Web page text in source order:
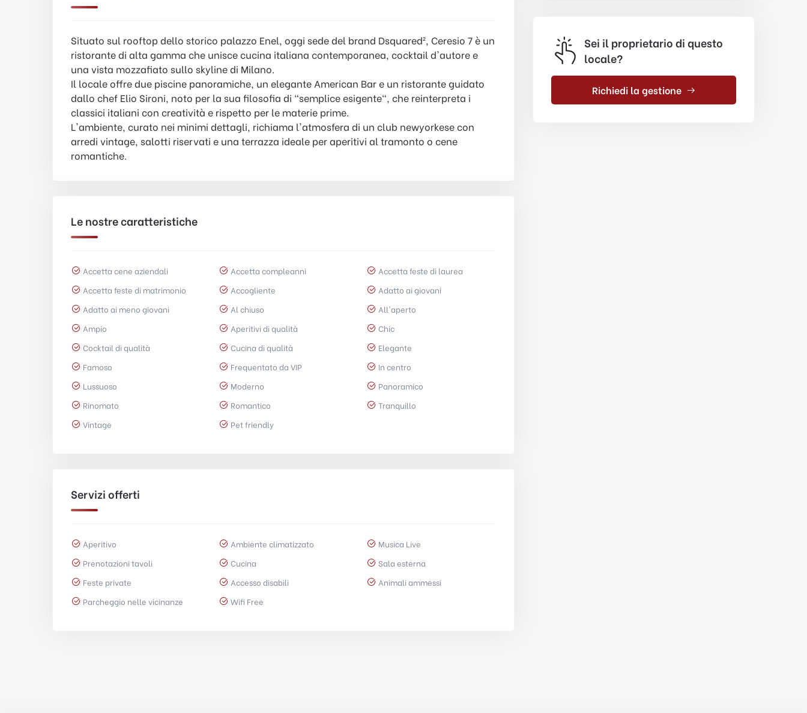
Situato sul rooftop dello storico palazzo Enel, oggi sede del brand Dsquared², Ceresio 7 è un
ristorante di alta gamma che unisce cucina italiana contemporanea, cocktail d'autore e
una vista mozzafiato sullo skyline di Milano.
Il locale offre due piscine panoramiche, un elegante American Bar e un ristorante guidato
dallo chef Elio Sironi, noto per la sua filosofia di "semplice esigente", che reinterpreta i
classici italiani con creatività e rispetto per le materie prime.
L'ambiente, curato nei minimi dettagli, richiama l'atmosfera di un club newyorkese con
arredi vintage, salotti riservati e una terrazza ideale per aperitivi al tramonto o cene
romantiche.
Le nostre caratteristiche
Accetta cene aziendali Accetta compleanni
Accetta feste di laurea
Accetta feste di matrimonio
Accogliente
Adatto ai giovani
Adatto ai meno giovani
Al chiuso
All'aperto
Ampio
Aperitivi di qualità
Chic
Cocktail di qualità
Cucina di qualità
Elegante
Famoso
Frequentato da VIP
In centro
Lussuoso
Moderno
Panoramico
Rinomato
Romantico
Tranquillo
Vintage
Pet friendly
Servizi offerti
Aperitivo Ambiente climatizzato
Musica Live
Prenotazioni tavoli
Cucina
Sala esterna
Feste private
Accesso disabili
Animali ammessi
Parcheggio nelle vicinanze
Wifi Free
Sei il proprietario di questo
locale?
Richiedi la gestione